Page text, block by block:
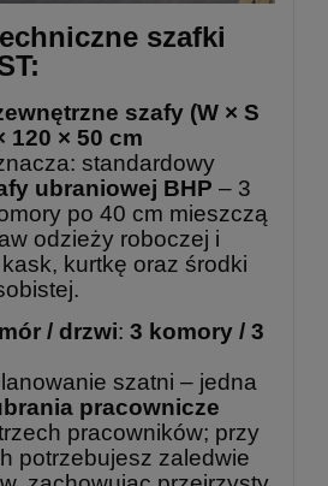
szafki
szafy (W × S
120 × 50 cm
standardowy
ubraniowej BHP – 3
po 40 cm mieszczą
odzieży roboczej i
kurtkę oraz środki
/ drzwi: 3 komory / 3
szatni – jedna
pracownicze
pracowników; przy
potrzebujesz zaledwie